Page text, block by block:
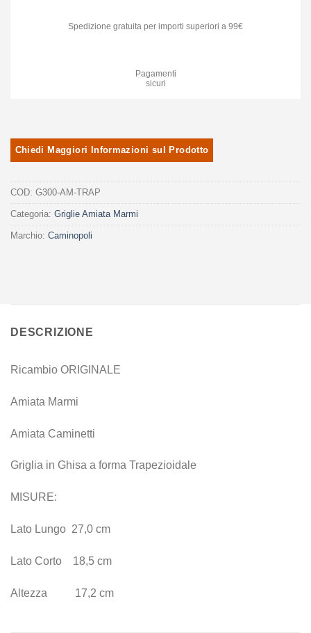
Spedizione gratuita per importi superiori a 99€
Pagamenti
sicuri
COD: G300-AM-TRAP
Categoria: Griglie Amiata Marmi
Marchio: Caminopoli
DESCRIZIONE
Ricambio ORIGINALE
Amiata Marmi
Amiata Caminetti
Griglia in Ghisa a forma Trapezioidale
MISURE:
Lato Lungo 27,0 cm
Lato Corto 18,5 cm
Altezza 17,2 cm